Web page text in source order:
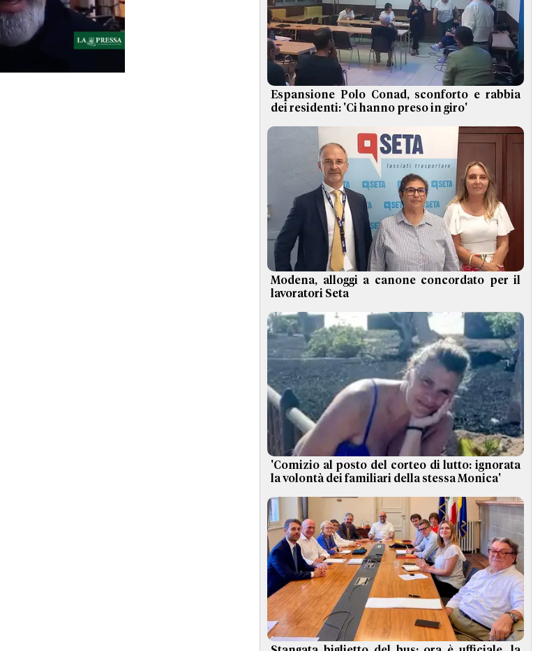
Espansione Polo Conad, sconforto e rabbia
dei residenti: 'Ci hanno preso in giro'
Modena, alloggi a canone concordato per il
lavoratori Seta
'Comizio al posto del corteo di lutto: ignorata
la volontà dei familiari della stessa Monica'